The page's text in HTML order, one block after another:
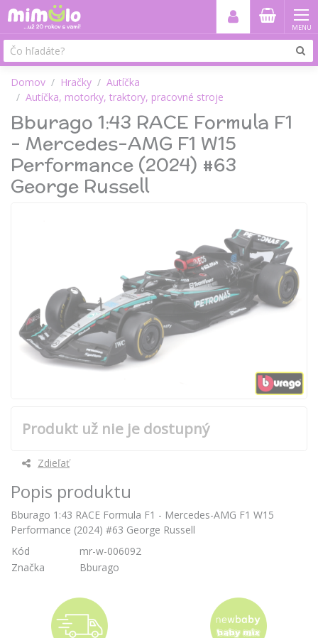
MENU
Domov Hračky
Autíčka
Autíčka, motorky, traktory, pracovné stroje
Bburago 1:43 RACE Formula F1
- Mercedes-AMG F1 W15
Performance (2024) #63
George Russell
Produkt už nie je dostupný
Zdieľať
Popis produktu
Bburago 1:43 RACE Formula F1 - Mercedes-AMG F1 W15
Performance (2024) #63 George Russell
Kód
mr-w-006092
Značka
Bburago